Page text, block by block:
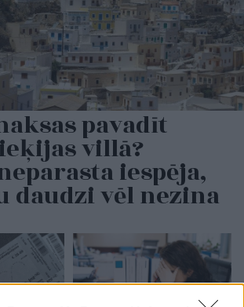
pavadīt
villā?
iespēja,
daudzi vēl nezina